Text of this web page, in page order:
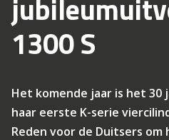
1300 S
Het komende jaar is het 30
haar eerste K-serie
Reden voor de Duitsers om